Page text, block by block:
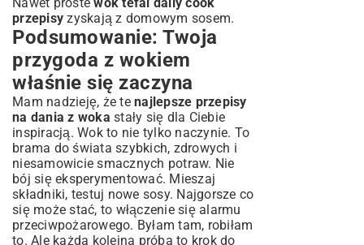
przepisy zyskają z domowym sosem.
Podsumowanie: Twoja
przygoda z wokiem
właśnie się zaczyna
Mam nadzieję, że te najlepsze przepisy
na dania z woka stały się dla Ciebie
inspiracją. Wok to nie tylko naczynie. To
brama do świata szybkich, zdrowych i
niesamowicie smacznych potraw. Nie
bój się eksperymentować. Mieszaj
składniki, testuj nowe sosy. Najgorsze co
się może stać, to włączenie się alarmu
przeciwpożarowego. Byłam tam, robiłam
to. Ale każda kolejna próba to krok do